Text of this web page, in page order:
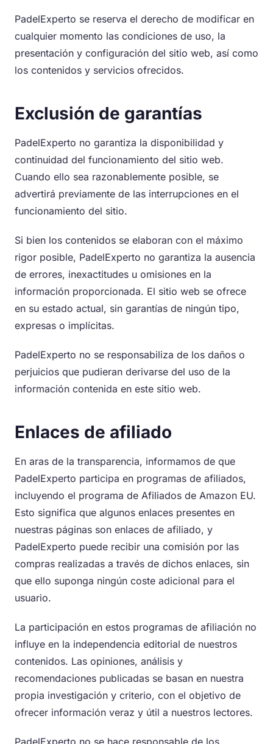
PadelExperto se reserva el derecho de modificar en
cualquier momento las condiciones de uso, la
presentación y configuración del sitio web, así como
los contenidos y servicios ofrecidos.
Exclusión de garantías
PadelExperto no garantiza la disponibilidad y
continuidad del funcionamiento del sitio web.
Cuando ello sea razonablemente posible, se
advertirá previamente de las interrupciones en el
funcionamiento del sitio.
Si bien los contenidos se elaboran con el máximo
rigor posible, PadelExperto no garantiza la ausencia
de errores, inexactitudes u omisiones en la
información proporcionada. El sitio web se ofrece
en su estado actual, sin garantías de ningún tipo,
expresas o implícitas.
PadelExperto no se responsabiliza de los daños o
perjuicios que pudieran derivarse del uso de la
información contenida en este sitio web.
Enlaces de afiliado
En aras de la transparencia, informamos de que
PadelExperto participa en programas de afiliados,
incluyendo el programa de Afiliados de Amazon EU.
Esto significa que algunos enlaces presentes en
nuestras páginas son enlaces de afiliado, y
PadelExperto puede recibir una comisión por las
compras realizadas a través de dichos enlaces, sin
que ello suponga ningún coste adicional para el
usuario.
La participación en estos programas de afiliación no
influye en la independencia editorial de nuestros
contenidos. Las opiniones, análisis y
recomendaciones publicadas se basan en nuestra
propia investigación y criterio, con el objetivo de
ofrecer información veraz y útil a nuestros lectores.
PadelExperto no se hace responsable de los